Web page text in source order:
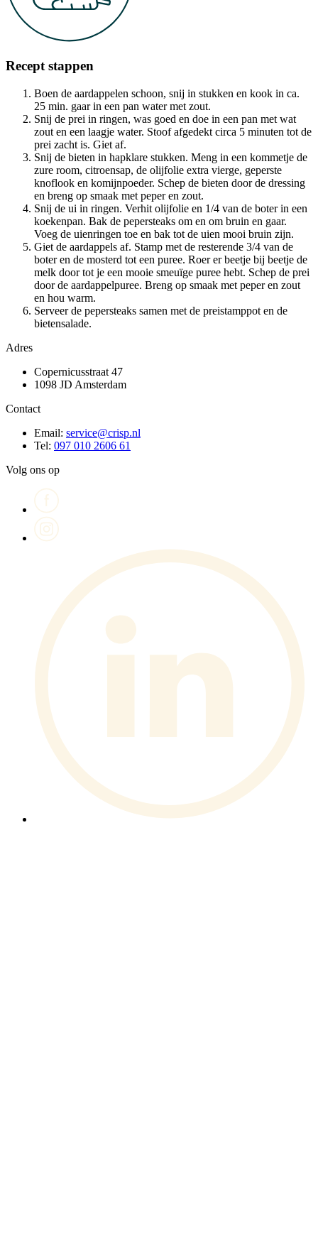
Recept stappen
Boen de aardappelen schoon, snij in stukken en kook in ca.
25 min. gaar in een pan water met zout.
Snij de prei in ringen, was goed en doe in een pan met wat
zout en een laagje water. Stoof afgedekt circa 5 minuten tot de
prei zacht is. Giet af.
Snij de bieten in hapklare stukken. Meng in een kommetje de
zure room, citroensap, de olijfolie extra vierge, geperste
knoflook en komijnpoeder. Schep de bieten door de dressing
en breng op smaak met peper en zout.
Snij de ui in ringen. Verhit olijfolie en 1/4 van de boter in een
koekenpan. Bak de pepersteaks om en om bruin en gaar.
Voeg de uienringen toe en bak tot de uien mooi bruin zijn.
Giet de aardappels af. Stamp met de resterende 3/4 van de
boter en de mosterd tot een puree. Roer er beetje bij beetje de
melk door tot je een mooie smeuïge puree hebt. Schep de prei
door de aardappelpuree. Breng op smaak met peper en zout
en hou warm.
Serveer de pepersteaks samen met de preistamppot en de
bietensalade.
Adres
Copernicusstraat 47
1098 JD Amsterdam
Contact
Email: service@crisp.nl
Tel: 097 010 2606 61
Volg ons op